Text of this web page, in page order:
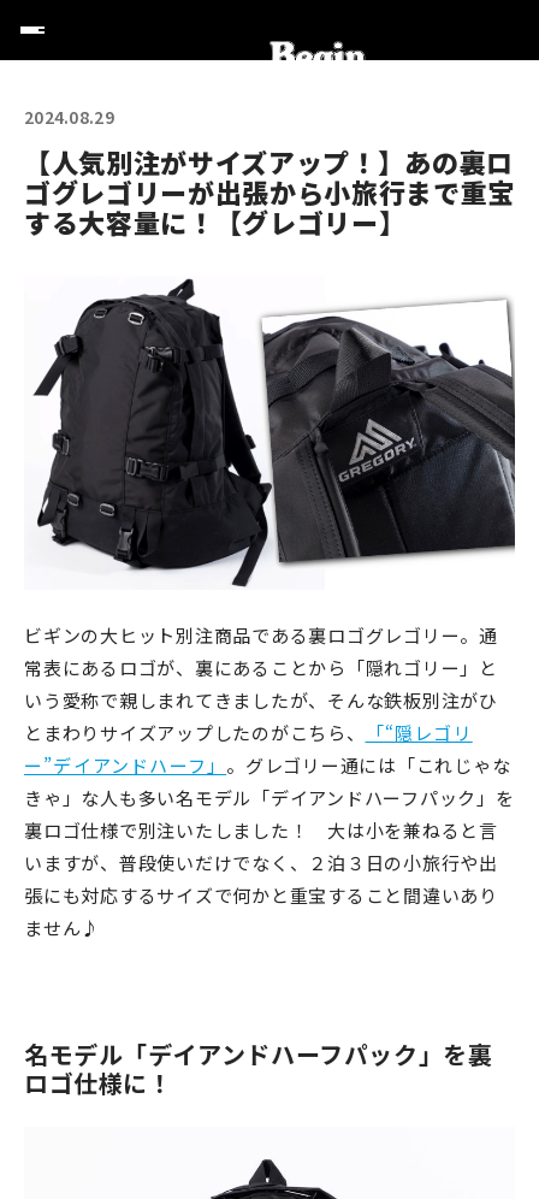
2024.08.29
【人気別注がサイズアップ！】あの裏ロ
ゴグレゴリーが出張から小旅行まで重宝
する大容量に！【グレゴリー】
ビギンの大ヒット別注商品である裏ロゴグレゴリー。通
常表にあるロゴが、裏にあることから「隠れゴリー」と
いう愛称で親しまれてきましたが、そんな鉄板別注がひ
とまわりサイズアップしたのがこちら、
「“隠レゴリ
ー”デイアンドハーフ」 。 グレゴリー通には「これじゃな
きゃ」な人も多い名モデル「デイアンドハーフパック」を
裏ロゴ仕様で別注いたしました！ 大は小を兼ねると言
いますが、普段使いだけでなく、２泊３日の小旅行や出
張にも対応するサイズで何かと重宝すること間違いあり
ません♪
名モデル「デイアンドハーフパック」を裏
ロゴ仕様に！